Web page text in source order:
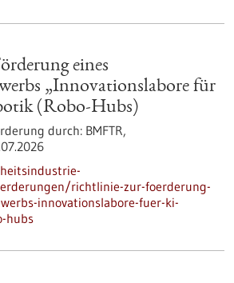
eines
„Innovationslabore für
(Robo-Hubs)
durch: BMFTR,
richtlinie-zur-foerderung-
innovationslabore-fuer-ki-
hubs